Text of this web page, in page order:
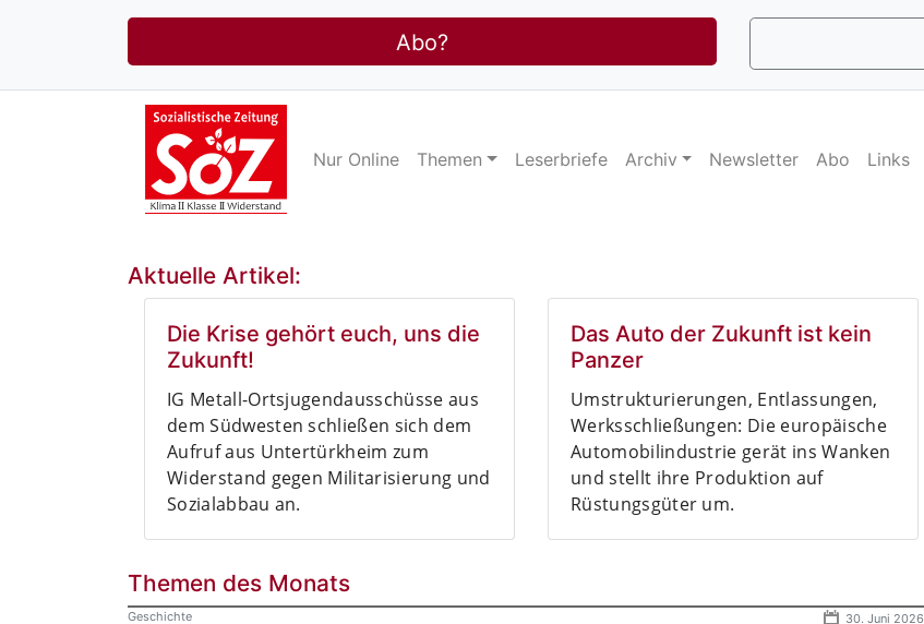
Abo?
Nur Online Themen Leserbriefe Archiv Newsletter Abo Links
Aktuelle Artikel:
Die Krise gehört euch, uns die
Zukunft!
IG Metall-Ortsjugendausschüsse aus
dem Südwesten schließen sich dem
Aufruf aus Untertürkheim zum
Widerstand gegen Militarisierung und
Sozialabbau an.
Das Auto der Zukunft ist kein
Panzer
Umstrukturierungen, Entlassungen,
Werksschließungen: Die europäische
Automobilindustrie gerät ins Wanken
und stellt ihre Produktion auf
Rüstungsgüter um.
Themen des Monats
Geschichte 30. Juni 2026